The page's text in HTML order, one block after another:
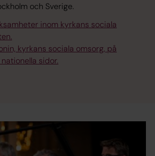
och Sverige.
inom kyrkans sociala
kyrkans sociala omsorg, på
sidor.